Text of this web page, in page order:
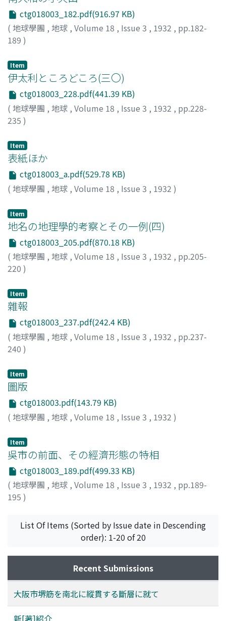
ctg018003_182.pdf(916.97 KB)
( 地球學團 , 地球 , Volume 18 , Issue 3 , 1932 , pp.182-
189 )
Item
伊太利ところどころ(三〇)
ctg018003_228.pdf(441.39 KB)
( 地球學團 , 地球 , Volume 18 , Issue 3 , 1932 , pp.228-
235 )
Item
表紙ほか
ctg018003_a.pdf(529.78 KB)
( 地球學團 , 地球 , Volume 18 , Issue 3 , 1932 )
Item
地名の地理學的考察とその一例(四)
ctg018003_205.pdf(870.18 KB)
( 地球學團 , 地球 , Volume 18 , Issue 3 , 1932 , pp.205-
220 )
Item
雜報
ctg018003_237.pdf(242.4 KB)
( 地球學團 , 地球 , Volume 18 , Issue 3 , 1932 , pp.237-
240 )
Item
圖版
ctg018003.pdf(143.79 KB)
( 地球學團 , 地球 , Volume 18 , Issue 3 , 1932 )
Item
吳市の前面、その經濟形態の特相
ctg018003_189.pdf(499.33 KB)
( 地球學團 , 地球 , Volume 18 , Issue 3 , 1932 , pp.189-
195 )
List Of Items (Sorted by Issue date in Descending
order): 1-20 of 20
Recent Submissions
大阪市堺筋を南北に縱貫する斷層に就て